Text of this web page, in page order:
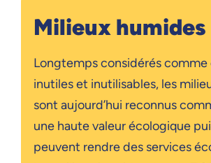
Milieux humides
Longtemps considérés comme
inutiles et inutilisables, les
sont aujourd’hui reconnus
une haute valeur écologique
peuvent rendre des services